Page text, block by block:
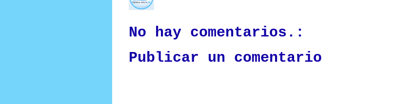
No hay comentarios.:
Publicar un comentario